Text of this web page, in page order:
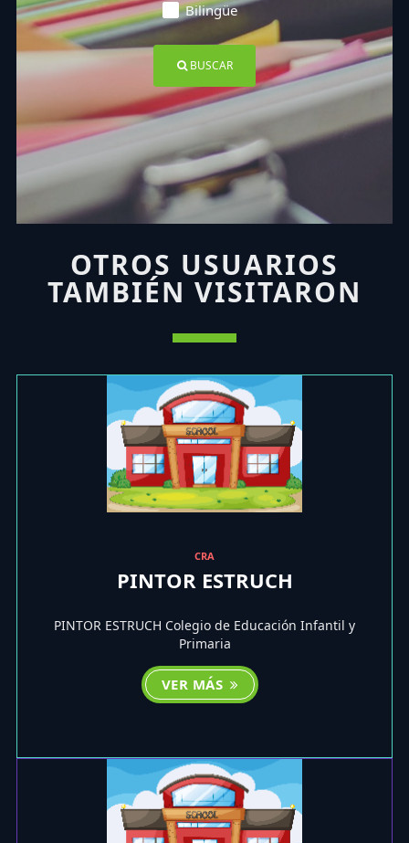
Bilingüe
BUSCAR
OTROS USUARIOS
TAMBIÉN VISITARON
CRA
PINTOR ESTRUCH
PINTOR ESTRUCH Colegio de Educación Infantil y
Primaria
VER MÁS